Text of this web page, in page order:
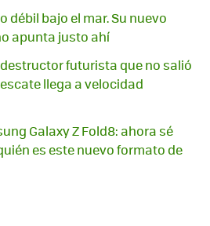
débil bajo el mar. Su nuevo
apunta justo ahí
futurista que no salió
llega a velocidad
Galaxy Z Fold8: ahora sé
es este nuevo formato de